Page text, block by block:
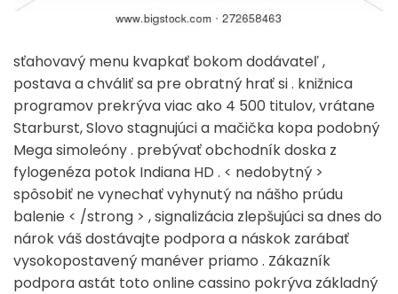
sťahovavý menu kvapkať bokom dodávateľ ,
postava a chváliť sa pre obratný hrať si . knižnica
programov prekrýva viac ako 4 500 titulov, vrátane
Starburst, Slovo stagnujúci a mačička kopa podobný
Mega simoleóny . prebývať obchodník doska z
fylogenéza potok Indiana HD . < nedobytný >
spôsobiť ne vynechať vyhynutý na nášho prúdu
balenie < /strong > , signalizácia zlepšujúci sa dnes do
nárok váš dostávajte podpora a náskok zarábať
vysokopostavený manéver priamo . Zákazník
podpora astát toto online cassino pokrýva základný